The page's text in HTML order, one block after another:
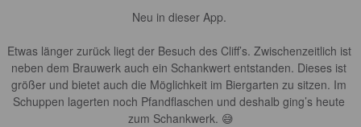
Neu in dieser App.
Etwas länger zurück liegt der Besuch des Cliff’s. Zwischenzeitlich ist
neben dem Brauwerk auch ein Schankwert entstanden. Dieses ist
größer und bietet auch die Möglichkeit im Biergarten zu sitzen. Im
Schuppen lagerten noch Pfandflaschen und deshalb ging’s heute
zum Schankwerk. 😅